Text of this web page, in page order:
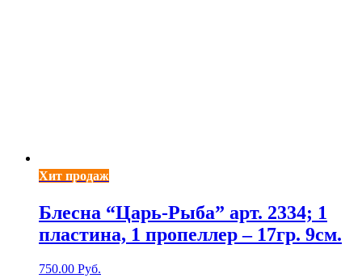
Хит продаж
Блесна “Царь-Рыба” арт. 2334; 1
пластина, 1 пропеллер – 17гр. 9см.
750.00 Руб.